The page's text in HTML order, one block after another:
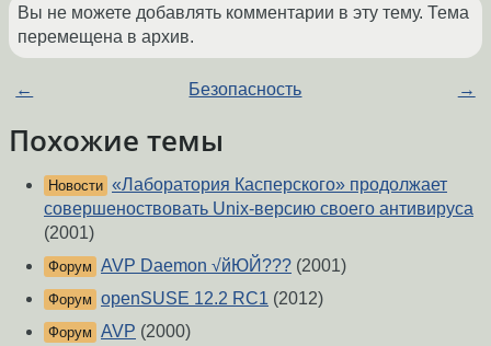
Вы не можете добавлять комментарии в эту тему. Тема
перемещена в архив.
← Безопасность →
Похожие темы
Новости «Лаборатория Касперского» продолжает
совершеноствовать Unix-версию своего антивируса
(2001)
Форум AVP Daemon √йЮЙ??? (2001)
Форум openSUSE 12.2 RC1 (2012)
Форум AVP (2000)